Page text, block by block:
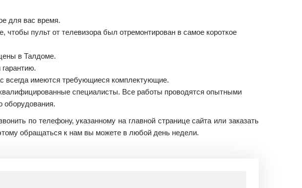
для вас время.
пульт от телевизора был отремонтирован в самое короткое
в Талдоме.
всегда имеются требующиеся комплектующие.
специалисты. Все работы проводятся опытными
оборудования.
по телефону, указанному на главной странице сайта или заказать
обращаться к нам вы можете в любой день недели.